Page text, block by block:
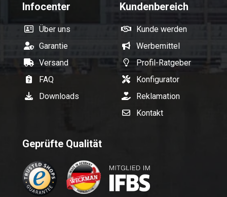
Infocenter
Über uns
Garantie
Versand
FAQ
Downloads
Kundenbereich
Kunde werden
Werbemittel
Profil-Ratgeber
Konfigurator
Reklamation
Kontakt
Geprüfte Qualität